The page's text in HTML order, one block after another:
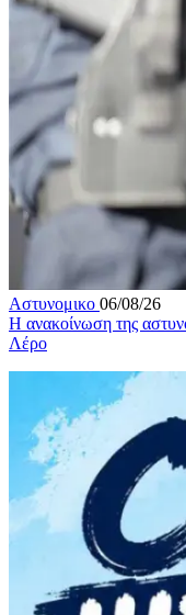
Αστυνομικο 06/08/26
Η ανακοίνωση της
Λέρο